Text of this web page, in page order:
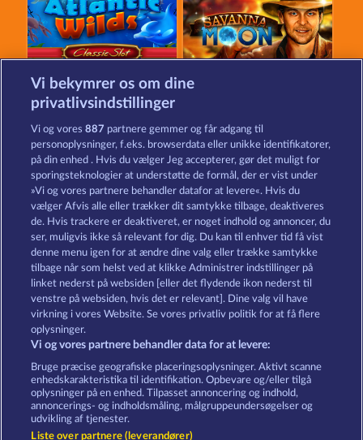
Atlantic Wilds Savanna Moon
Wild Rapa Nui Golden Ei of Moorhuhn
Vilkår og betingelser Datasikkerhed
Kontakt Virksomhed FAQ
Tilsluttet program
Indsend anmodning om tilbagetrækning
Vi bekymrer os om dine
privatlivsindstillinger
Vi og vores887 partnere gemmer og får adgang til
personoplysninger, f.eks. browserdata eller unikke identifikatorer,
på din enhed . Hvis du vælger Jeg accepterer, gør det muligt for
sporingsteknologier at understøtte de formål, der er vist under
»Vi og vores partnere behandler datafor at levere«. Hvis du
vælger Afvis alle eller trækker dit samtykke tilbage, deaktiveres
de. Hvis trackere er deaktiveret, er noget indhold og annoncer, du
ser, muligvis ikke så relevant for dig. Du kan til enhver tid få vist
denne menu igen for at ændre dine valg eller trække samtykke
tilbage når som helst ved at klikke Administrer indstillinger på
linket nederst på websiden [eller det flydende ikon nederst til
venstre på websiden, hvis det er relevant]. Dine valg vil have
virkning i vores Website. Se vores privatliv politik for at få flere
oplysninger.
Vi og vores partnere behandler data for at levere:
Bruge præcise geografiske placeringsoplysninger. Aktivt scanne
enhedskarakteristika til identifikation. Opbevare og/eller tilgå
oplysninger på en enhed. Tilpasset annoncering og indhold,
annoncerings- og indholdsmåling, målgruppeundersøgelser og
udvikling af tjenester.
Liste over partnere (leverandører)